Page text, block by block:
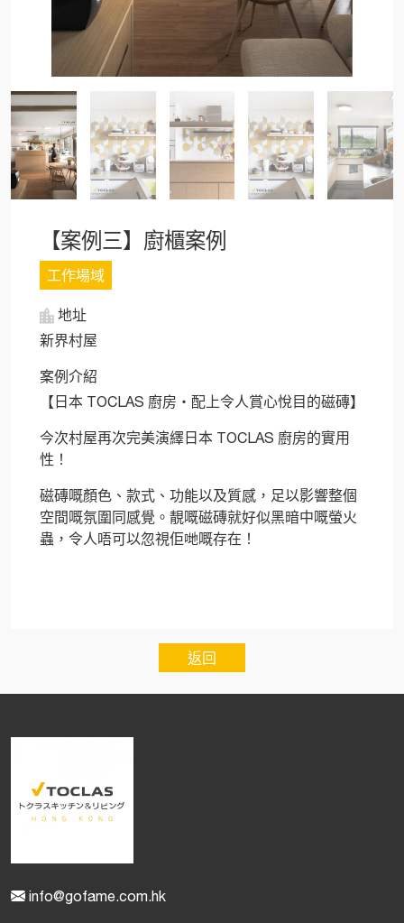
【案例三】廚櫃案例
工作場域
地址
新界村屋
案例介紹
【日本 TOCLAS 廚房・配上令人賞心悅目的磁磚】
今次村屋再次完美演繹日本 TOCLAS 廚房的實用
性！
磁磚嘅顏色、款式、功能以及質感，足以影響整個
空間嘅氛圍同感覺。靚嘅磁磚就好似黑暗中嘅螢火
蟲，令人唔可以忽視佢哋嘅存在！
返回
info@gofame.com.hk